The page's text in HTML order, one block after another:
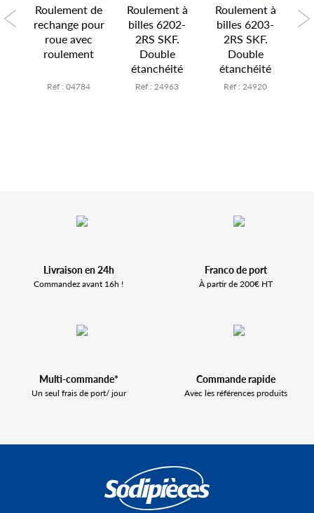
à
Roulement de
rechange pour
roue avec
roulement
Réf : 04784
Roulement à
billes 6202-
2RS SKF.
Double
étanchéité
Réf : 24963
Roulement à
billes 6203-
2RS SKF.
Double
étanchéité
Réf : 24920
Livraison en 24h
Commandez avant 16h !
Franco de port
À partir de 200€ HT
Multi-commande*
Un seul frais de port/ jour
Commande rapide
Avec les références produits